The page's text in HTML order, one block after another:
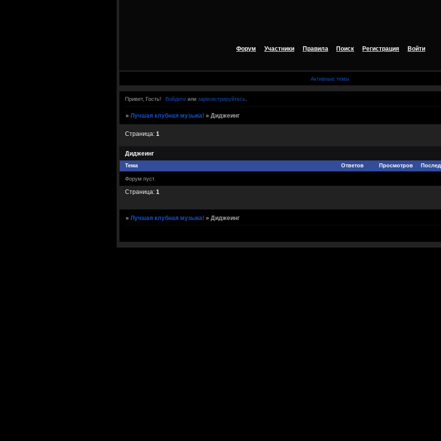
Форум Участники Правила Поиск Регистрация Войти
Активные темы
Привет, Гость! Войдитеили зарегистрируйтесь.
»Лучшая клубная музыка! »Диджеинг
Диджеинг
Страница:1
Тема Ответов Просмотров
Форум пуст.
Страница:1
»Лучшая клубная музыка! »Диджеинг